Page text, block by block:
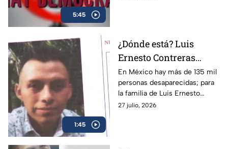
5:45
1:45
¿Dónde está? Luis
Ernesto Contreras
desapareció en la
colonia Obrera de
CDMX: salió de casa sin
celular
En México hay más de 135 mil
personas desaparecidas; para
la familia de Luis Ernesto
Contreras es una dolorosa
27 julio, 2026